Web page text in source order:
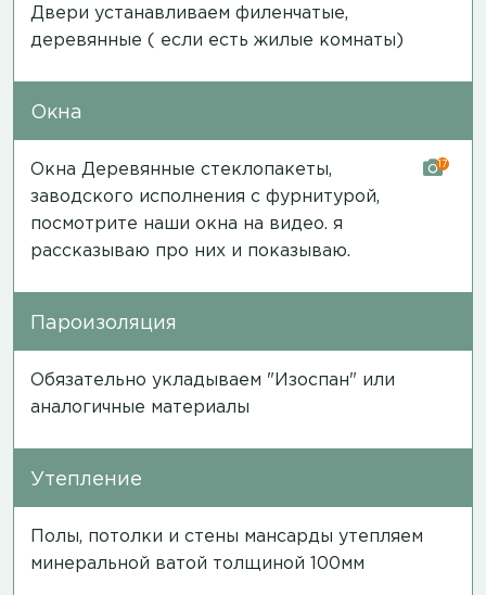
Двери устанавливаем филенчатые,
деревянные ( если есть жилые комнаты)
Окна
Окна Деревянные стеклопакеты,
заводского исполнения с фурнитурой,
посмотрите наши окна на видео. я
рассказываю про них и показываю.
17
Пароизоляция
Обязательно укладываем "Изоспан" или
аналогичные материалы
Утепление
Полы, потолки и стены мансарды утепляем
минеральной ватой толщиной 100мм